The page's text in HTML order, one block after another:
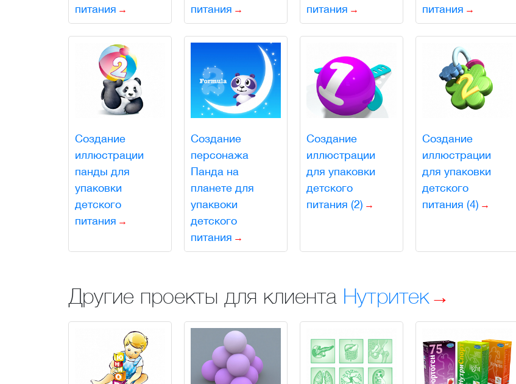
питания
питания
питания
питания
Создание
иллюстрации
панды для
упаковки
детского
питания
Создание
персонажа
Панда на
планете для
упаквоки
детского
питания
Создание
иллюстрации
для упаковки
детского
питания (2)
Создание
иллюстрации
для упаковки
детского
питания (4)
Другие проекты для клиента Нутритек